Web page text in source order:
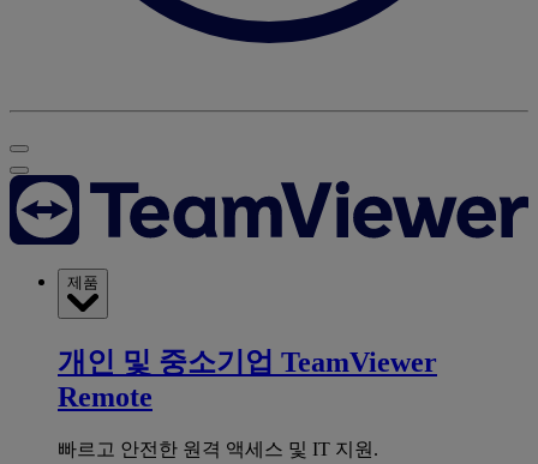
제품
개인 및 중소기업 TeamViewer
Remote
빠르고 안전한 원격 액세스 및 IT 지원.